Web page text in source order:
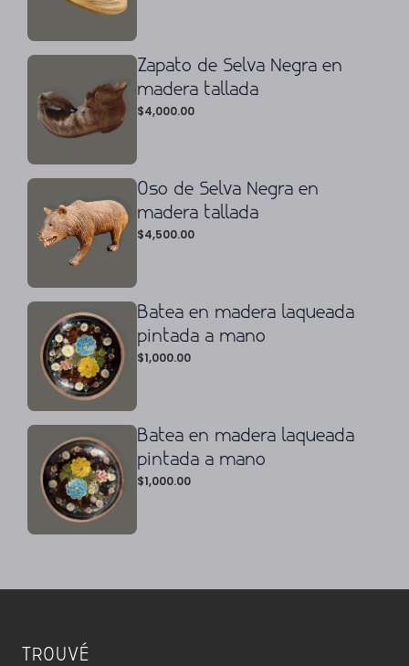
Zapato de Selva Negra en
madera tallada
$4,000.00
Oso de Selva Negra en
madera tallada
$4,500.00
Batea en madera laqueada
pintada a mano
$1,000.00
Batea en madera laqueada
pintada a mano
$1,000.00
TROUVÉ